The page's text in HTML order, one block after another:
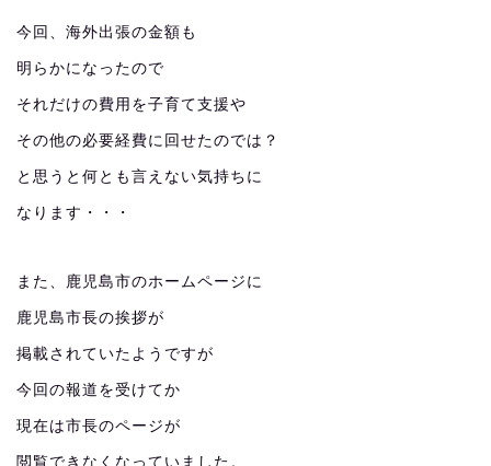
今回、海外出張の金額も
明らかになったので
それだけの費用を子育て支援や
その他の必要経費に回せたのでは？
と思うと何とも言えない気持ちに
なります・・・
また、鹿児島市のホームページに
鹿児島市長の挨拶が
掲載されていたようですが
今回の報道を受けてか
現在は市長のページが
閲覧できなくなっていました。